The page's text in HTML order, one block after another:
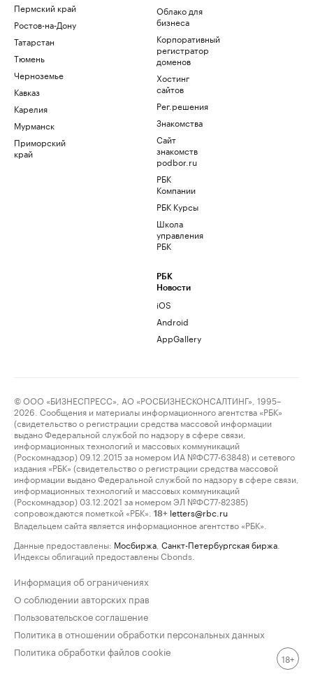
Пермский край
Ростов-на-Дону
Татарстан
Тюмень
Черноземье
Кавказ
Карелия
Мурманск
Приморский
край
Облако для
бизнеса
Корпоративный
регистратор
доменов
Хостинг
сайтов
Рег.решения
Знакомства
Сайт
знакомств
podbor.ru
РБК
Компании
РБК Курсы
Школа
управления
РБК
РБК
Новости
iOS
Android
AppGallery
© ООО «БИЗНЕСПРЕСС», АО «РОСБИЗНЕСКОНСАЛТИНГ», 1995–
2026. Сообщения и материалы информационного агентства «РБК»
(свидетельство о регистрации средства массовой информации
выдано Федеральной службой по надзору в сфере связи,
информационных технологий и массовых коммуникаций
(Роскомнадзор) 09.12.2015 за номером ИА №ФС77-63848) и сетевого
издания «РБК» (свидетельство о регистрации средства массовой
информации выдано Федеральной службой по надзору в сфере связи,
информационных технологий и массовых коммуникаций
(Роскомнадзор) 03.12.2021 за номером ЭЛ №ФС77-82385)
сопровождаются пометкой «РБК».
18+ letters@rbc.ru
Владельцем сайта является информационное агентство «РБК».
Данные предоставлены: Мосбиржа Санкт-Петербургская биржа
Индексы облигаций предоставлены Cbonds.
Информация об ограничениях
О соблюдении авторских прав
Пользовательское соглашение
Политика в отношении обработки персональных данных
Политика обработки файлов cookie
18+